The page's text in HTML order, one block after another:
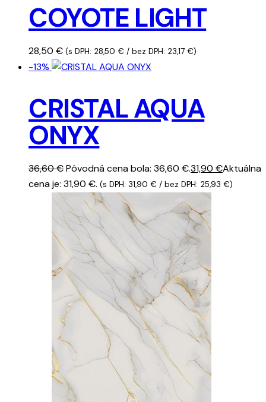
COYOTE LIGHT
28,50 € (s DPH: 28,50 € / bez DPH: 23,17 €)
-13%
CRISTAL AQUA
ONYX
36,60€Pôvodná cena bola: 36,60 €.31,90 €Aktuálna
cena je: 31,90 €. (s DPH: 31,90 € / bez DPH: 25,93 €)